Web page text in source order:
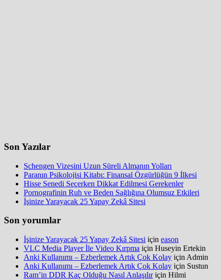
Son Yazılar
Schengen Vizesini Uzun Süreli Almanın Yolları
Paranın Psikolojisi Kitabı: Finansal Özgürlüğün 9 İlkesi
Hisse Senedi Seçerken Dikkat Edilmesi Gerekenler
Pornografinin Ruh ve Beden Sağlığına Olumsuz Etkileri
İşinize Yarayacak 25 Yapay Zekâ Sitesi
Son yorumlar
İşinize Yarayacak 25 Yapay Zekâ Sitesi için eason
VLC Media Player İle Video Kırpma için Huseyin Ertekin
Anki Kullanımı – Ezberlemek Artık Çok Kolay için Admin
Anki Kullanımı – Ezberlemek Artık Çok Kolay için Sustun
Ram’in DDR Kaç Olduğu Nasıl Anlaşılıriçin Hilmi